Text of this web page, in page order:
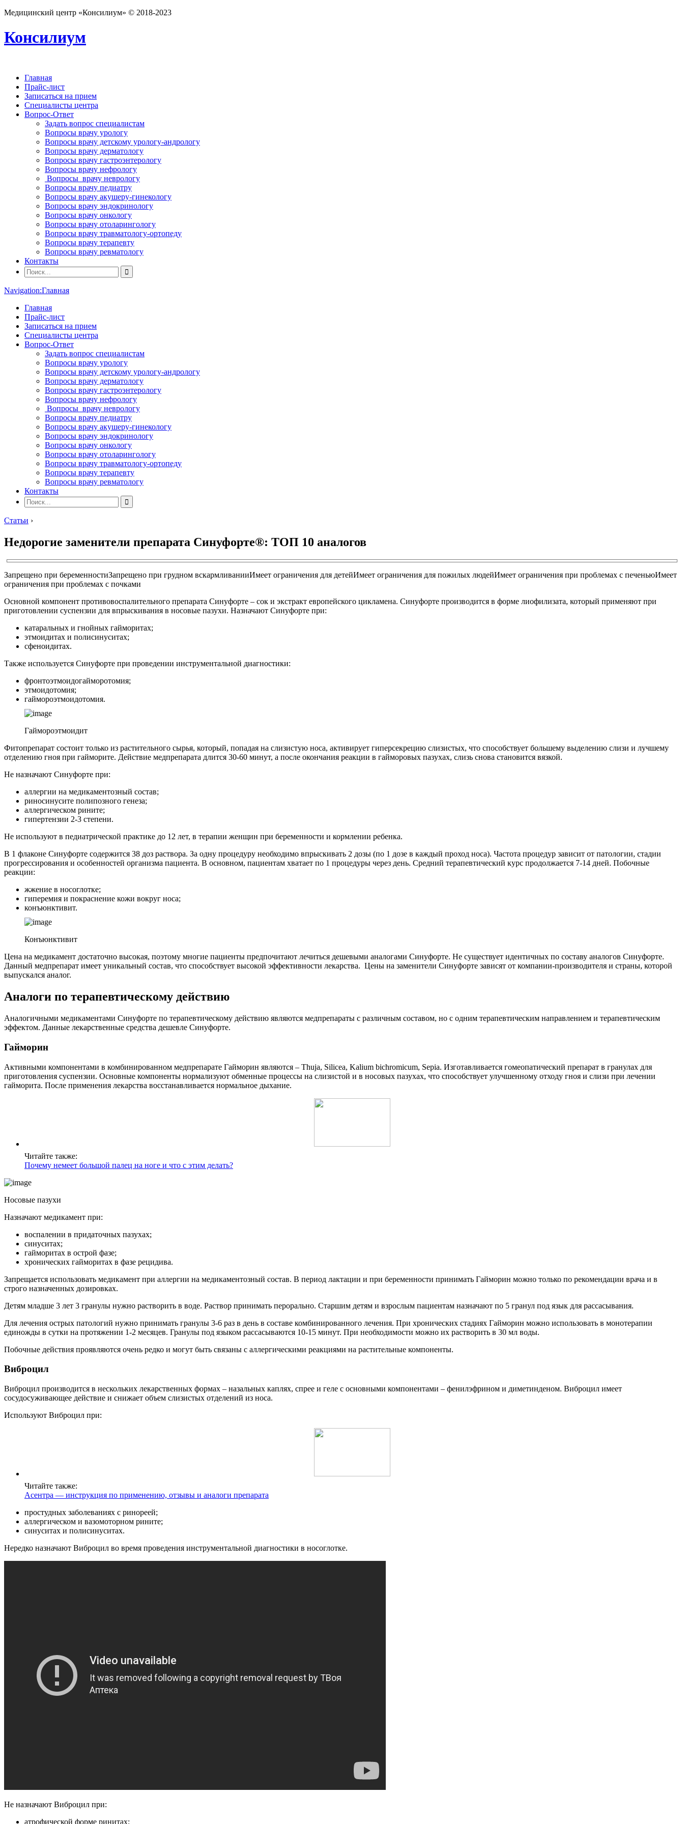
Медицинский центр «Консилиум» © 2018-2023
Консилиум
Главная
Прайс-лист
Записаться на прием
Специалисты центра
Вопрос-Ответ
Задать вопрос специалистам
Вопросы врачу урологу
Вопросы врачу детскому урологу-андрологу
Вопросы врачу дерматологу
Вопросы врачу гастроэнтерологу
Вопросы врачу нефрологу
Вопросы врачу неврологу
Вопросы врачу педиатру
Вопросы врачу акушеру-гинекологу
Вопросы врачу эндокринологу
Вопросы врачу онкологу
Вопросы врачу отоларингологу
Вопросы врачу травматологу-ортопеду
Вопросы врачу терапевту
Вопросы врачу ревматологу
Контакты
Navigation:Главная
Главная
Прайс-лист
Записаться на прием
Специалисты центра
Вопрос-Ответ
Задать вопрос специалистам
Вопросы врачу урологу
Вопросы врачу детскому урологу-андрологу
Вопросы врачу дерматологу
Вопросы врачу гастроэнтерологу
Вопросы врачу нефрологу
Вопросы врачу неврологу
Вопросы врачу педиатру
Вопросы врачу акушеру-гинекологу
Вопросы врачу эндокринологу
Вопросы врачу онкологу
Вопросы врачу отоларингологу
Вопросы врачу травматологу-ортопеду
Вопросы врачу терапевту
Вопросы врачу ревматологу
Контакты
Статьи ›
Недорогие заменители препарата Синуфорте®: ТОП 10 аналогов
Запрещено при беременностиЗапрещено при грудном вскармливанииИмеет ограничения для детейИмеет ограничения для пожилых людейИмеет ограничения при проблемах с печеньюИмеет
ограничения при проблемах с почками
Основной компонент противовоспалительного препарата Синуфорте – сок и экстракт европейского цикламена. Синуфорте производится в форме лиофилизата, который применяют при
приготовлении суспензии для впрыскивания в носовые пазухи. Назначают Синуфорте при:
катаральных и гнойных гайморитах;
этмоидитах и полисинуситах;
сфеноидитах.
Также используется Синуфорте при проведении инструментальной диагностики:
фронтоэтмоидогайморотомия;
этмоидотомия;
гаймороэтмоидотомия.
Гаймороэтмоидит
Фитопрепарат состоит только из растительного сырья, который, попадая на слизистую носа, активирует гиперсекрецию слизистых, что способствует большему выделению слизи и лучшему
отделению гноя при гайморите. Действие медпрепарата длится 30-60 минут, а после окончания реакции в гайморовых пазухах, слизь снова становится вязкой.
Не назначают Синуфорте при:
аллергии на медикаментозный состав;
риносинусите полипозного генеза;
аллергическом рините;
гипертензии 2-3 степени.
Не используют в педиатрической практике до 12 лет, в терапии женщин при беременности и кормлении ребенка.
В 1 флаконе Синуфорте содержится 38 доз раствора. За одну процедуру необходимо впрыскивать 2 дозы (по 1 дозе в каждый проход носа). Частота процедур зависит от патологии, стадии
прогрессирования и особенностей организма пациента. В основном, пациентам хватает по 1 процедуры через день. Средний терапевтический курс продолжается 7-14 дней. Побочные
реакции:
жжение в носоглотке;
гиперемия и покраснение кожи вокруг носа;
конъюнктивит.
Конъюнктивит
Цена на медикамент достаточно высокая, поэтому многие пациенты предпочитают лечиться дешевыми аналогами Синуфорте. Не существует идентичных по составу аналогов Синуфорте.
Данный медпрепарат имеет уникальный состав, что способствует высокой эффективности лекарства. Цены на заменители Синуфорте зависят от компании-производителя и страны, которой
выпускался аналог.
Аналоги по терапевтическому действию
Аналогичными медикаментами Синуфорте по терапевтическому действию являются медпрепараты с различным составом, но с одним терапевтическим направлением и терапевтическим
эффектом. Данные лекарственные средства дешевле Синуфорте.
Гайморин
Активными компонентами в комбинированном медпрепарате Гайморин являются – Thuja, Silicea, Kalium bichromicum, Sepia. Изготавливается гомеопатический препарат в гранулах для
приготовления суспензии. Основные компоненты нормализуют обменные процессы на слизистой и в носовых пазухах, что способствует улучшенному отходу гноя и слизи при лечении
гайморита. После применения лекарства восстанавливается нормальное дыхание.
Читайте также:
Почему немеет большой палец на ноге и что с этим делать?
Носовые пазухи
Назначают медикамент при:
воспалении в придаточных пазухах;
синуситах;
гайморитах в острой фазе;
хронических гайморитах в фазе рецидива.
Запрещается использовать медикамент при аллергии на медикаментозный состав. В период лактации и при беременности принимать Гайморин можно только по рекомендации врача и в
строго назначенных дозировках.
Детям младше 3 лет 3 гранулы нужно растворить в воде. Раствор принимать перорально. Старшим детям и взрослым пациентам назначают по 5 гранул под язык для рассасывания.
Для лечения острых патологий нужно принимать гранулы 3-6 раз в день в составе комбинированного лечения. При хронических стадиях Гайморин можно использовать в монотерапии
единожды в сутки на протяжении 1-2 месяцев. Гранулы под языком рассасываются 10-15 минут. При необходимости можно их растворить в 30 мл воды.
Побочные действия проявляются очень редко и могут быть связаны с аллергическими реакциями на растительные компоненты.
Виброцил
Виброцил производится в нескольких лекарственных формах – назальных каплях, спрее и геле с основными компонентами – фенилэфрином и диметинденом. Виброцил имеет
сосудосуживающее действие и снижает объем слизистых отделений из носа.
Используют Виброцил при:
Читайте также:
Асентра — инструкция по применению, отзывы и аналоги препарата
простудных заболеваниях с ринореей;
аллергическом и вазомоторном рините;
синуситах и полисинуситах.
Нередко назначают Виброцил во время проведения инструментальной диагностики в носоглотке.
Не назначают Виброцил при:
атрофической форме ринитах;